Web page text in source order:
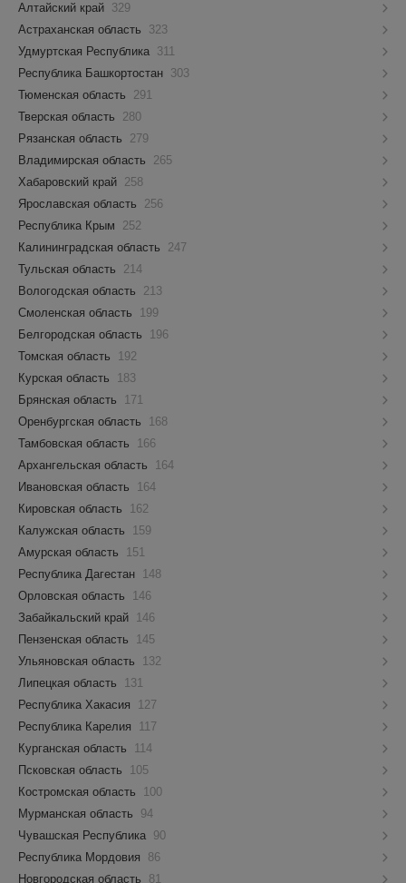
Алтайский край 329
Астраханская область
323
Удмуртская Республика 311
Республика Башкортостан 303
Тюменская область
291
Тверская область
280
Рязанская область
279
Владимирская область
265
Хабаровский край 258
Ярославская область
256
Республика Крым
252
Калининградская область
247
Тульская область
214
Вологодская область
213
Смоленская область
199
Белгородская область
196
Томская область
192
Курская область
183
Брянская область
171
Оренбургская область
168
Тамбовская область
166
Архангельская область
164
Ивановская область
164
Кировская область
162
Калужская область
159
Амурская область
151
Республика Дагестан 148
Орловская область
146
Забайкальский край 146
Пензенская область
145
Ульяновская область
132
Липецкая область
131
Республика Хакасия
127
Республика Карелия
117
Курганская область
114
Псковская область
105
Костромская область
100
Мурманская область
94
Чувашская Республика 90
Республика Мордовия
86
Новгородская область
81